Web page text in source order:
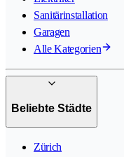
Sanitärinstallation
Garagen
Alle Kategorien
Beliebte Städte
Zürich